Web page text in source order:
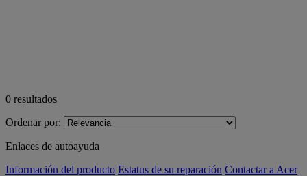
0 resultados
Ordenar por:
Enlaces de autoayuda
Información del producto Estatus de su reparación Contactar a Acer